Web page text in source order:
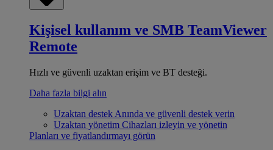
Kişisel kullanım ve SMB TeamViewer
Remote
Hızlı ve güvenli uzaktan erişim ve BT desteği.
Daha fazla bilgi alın
Uzaktan destek Anında ve güvenli destek verin
Uzaktan yönetim Cihazları izleyin ve yönetin
Planları ve fiyatlandırmayı görün